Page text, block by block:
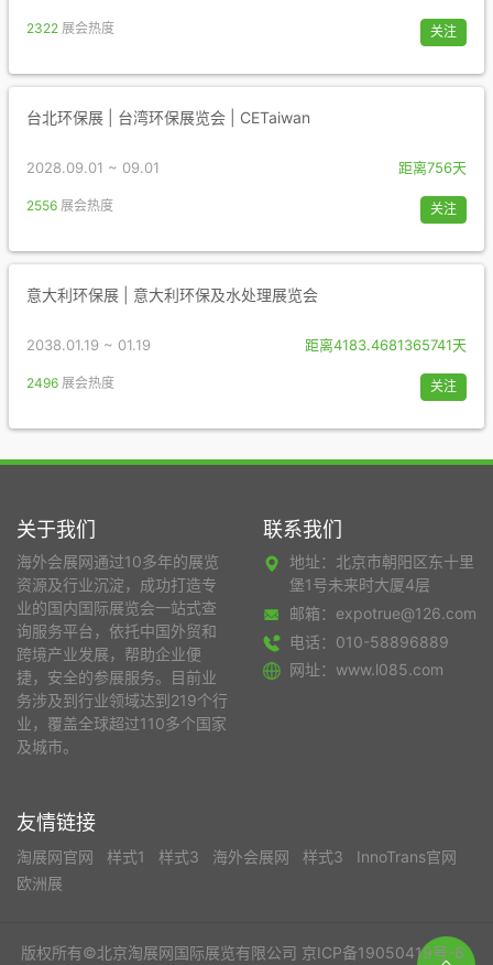
2322 展会热度 关注
台北环保展 | 台湾环保展览会 | CETaiwan
2028.09.01 ~ 09.01 距离756天
2556 展会热度 关注
意大利环保展 | 意大利环保及水处理展览会
2038.01.19 ~ 01.19 距离4183.4681365741天
2496 展会热度 关注
关于我们
海外会展网通过10多年的展览
资源及行业沉淀，成功打造专
业的国内国际展览会一站式查
询服务平台，依托中国外贸和
跨境产业发展，帮助企业便
捷，安全的参展服务。目前业
务涉及到行业领域达到219个行
业，覆盖全球超过110多个国家
及城市。
联系我们
地址：北京市朝阳区东十里
堡1号未来时大厦4层
邮箱：expotrue@126.com
电话：010-58896889
网址：www.l085.com
友情链接
淘展网官网 样式1 样式3 海外会展网 样式3
InnoTrans官网
欧洲展
版权所有©北京淘展网国际展览有限公司 京ICP备19050419号-6